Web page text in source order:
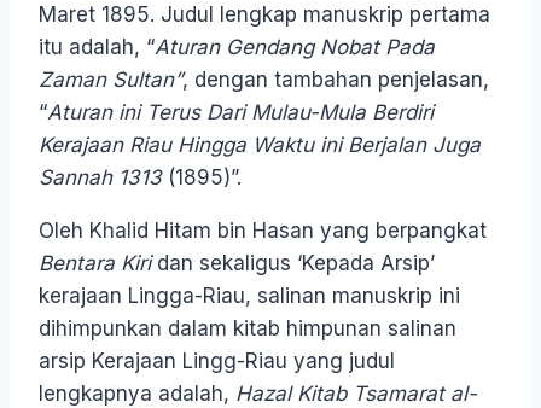
Maret 1895. Judul lengkap manuskrip pertama
itu adalah, “Aturan Gendang Nobat Pada
Zaman Sultan”, dengan tambahan penjelasan,
“Aturan ini Terus Dari Mulau-Mula Berdiri
Kerajaan Riau Hingga Waktu ini Berjalan Juga
Sannah 1313(1895)”.
Oleh Khalid Hitam bin Hasan yang berpangkat
Bentara Kiridan sekaligus ‘Kepada Arsip’
kerajaan Lingga-Riau, salinan manuskrip ini
dihimpunkan dalam kitab himpunan salinan
arsip Kerajaan Lingg-Riau yang judul
lengkapnya adalah, Hazal Kitab Tsamarat al-